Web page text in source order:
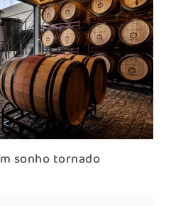
sonho tornado